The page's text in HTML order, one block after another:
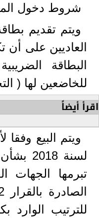
شروط دخول
ويتم تقديم
العاديين على أن
البطاقة
للخاضعين لها (
اقرأ أيضاً
لسنة
تبرمها الجهات
للترتيب